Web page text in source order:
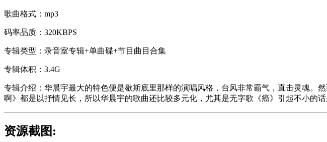
歌曲格式：mp3
码率品质：320KBPS
专辑类型：录音室专辑+单曲碟+节目曲目合集
专辑体积：3.4G
专辑介绍：华晨宇最大的特色便是歇斯底里那样的演唱风格，台风非常霸气，直击灵魂。
啊》都是以抒情见长，所以华晨宇的歌曲还比较多元化，尤其是无字歌《癌》引起不小的话
资源截图: